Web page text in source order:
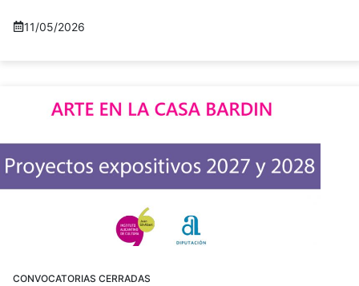
11/05/2026
CONVOCATORIAS CERRADAS